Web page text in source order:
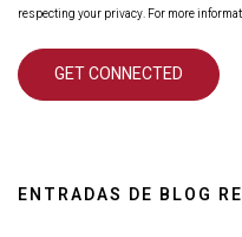
respecting your privacy. For more
ENTRADAS DE BLOG